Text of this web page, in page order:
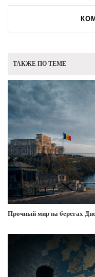
ТАКЖЕ ПО ТЕМЕ
Прочный мир на берегах